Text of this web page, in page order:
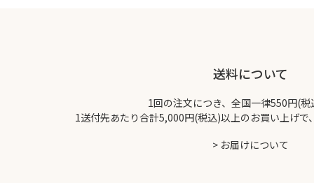
送料について
1回の注文につき、全国一律550円(税
1送付先あたり合計5,000円(税込)以上のお買い上げで
> お届けについて